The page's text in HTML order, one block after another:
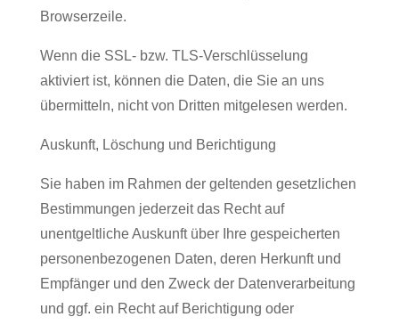
Browserzeile.
Wenn die SSL- bzw. TLS-Verschlüsselung
aktiviert ist, können die Daten, die Sie an uns
übermitteln, nicht von Dritten mitgelesen werden.
Auskunft, Löschung und Berichtigung
Sie haben im Rahmen der geltenden gesetzlichen
Bestimmungen jederzeit das Recht auf
unentgeltliche Auskunft über Ihre gespeicherten
personenbezogenen Daten, deren Herkunft und
Empfänger und den Zweck der Datenverarbeitung
und ggf. ein Recht auf Berichtigung oder